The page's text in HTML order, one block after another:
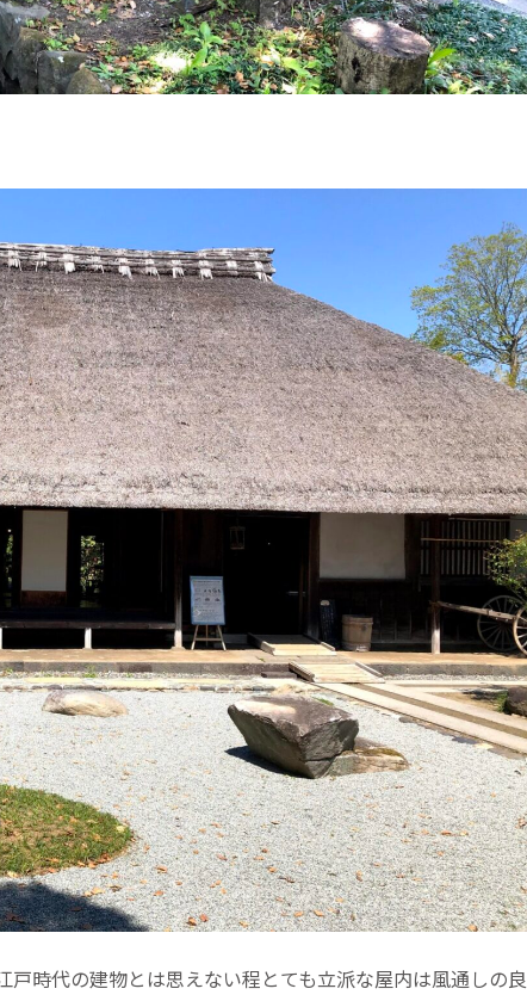
時代の建物とは思えない程とても立派な屋内は風通しの良